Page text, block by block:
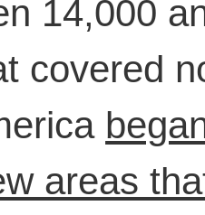
14,000
covered
areas